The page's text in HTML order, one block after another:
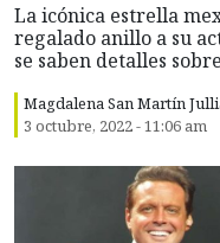
La icónica estrella
regalado anillo a su
se saben detalles
Magdalena San Martín
3 octubre, 2022 - 11:06 am